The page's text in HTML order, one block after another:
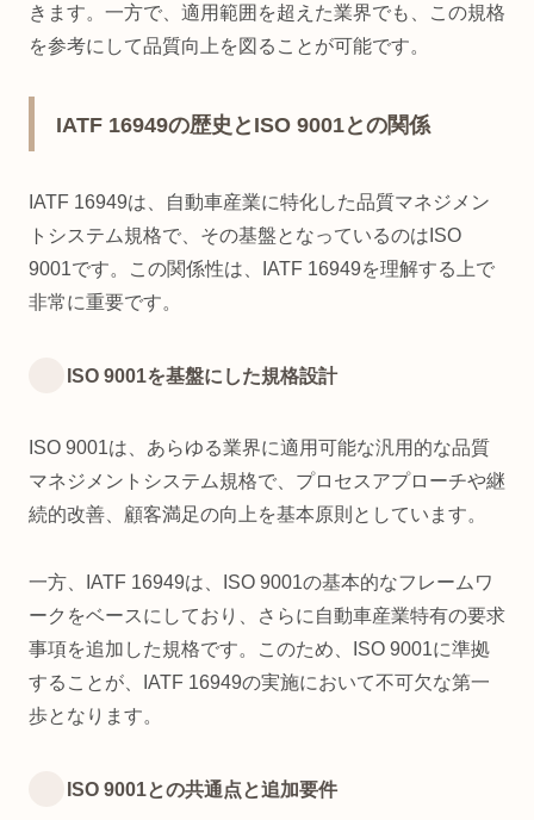
きます。一方で、適用範囲を超えた業界でも、この規格
を参考にして品質向上を図ることが可能です。
IATF 16949の歴史とISO 9001との関係
IATF 16949は、自動車産業に特化した品質マネジメン
トシステム規格で、その基盤となっているのはISO
9001です。この関係性は、IATF 16949を理解する上で
非常に重要です。
ISO 9001を基盤にした規格設計
ISO 9001は、あらゆる業界に適用可能な汎用的な品質
マネジメントシステム規格で、プロセスアプローチや継
続的改善、顧客満足の向上を基本原則としています。
一方、IATF 16949は、ISO 9001の基本的なフレームワ
ークをベースにしており、さらに自動車産業特有の要求
事項を追加した規格です。このため、ISO 9001に準拠
することが、IATF 16949の実施において不可欠な第一
歩となります。
ISO 9001との共通点と追加要件